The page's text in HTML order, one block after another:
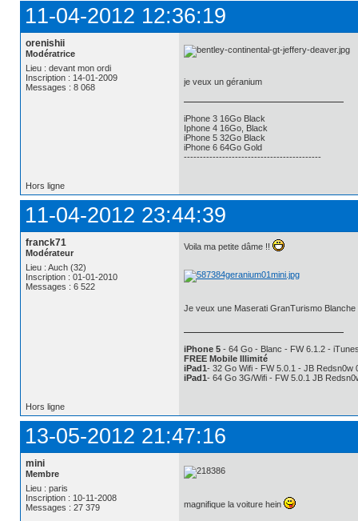
11-04-2012 12:36:19
orenishii
Modératrice
Lieu : devant mon ordi
Inscription : 14-01-2009
Messages : 8 068
je veux un géranium
iPhone 3 16Go Black
Iphone 4 16Go, Black
iPhone 5 32Go Black
iPhone 6 64Go Gold
-------------------------------------------
Hors ligne
11-04-2012 23:44:39
franck71
Modérateur
Lieu : Auch (32)
Inscription : 01-01-2010
Messages : 6 522
Voila ma petite dâme !!
Je veux une Maserati GranTurismo
iPhone 5- 64 Go - Blanc - FW 6.1.2 -
FREE Mobile Illimité
iPad1- 32 Go Wifi - FW 5.0.1 - JB Redsn0w
iPad1- 64 Go 3G/Wifi - FW 5.0.1 JB
Hors ligne
13-05-2012 21:47:16
mini
Membre
Lieu : paris
Inscription : 10-11-2008
Messages : 27 379
magnifique la voiture hein